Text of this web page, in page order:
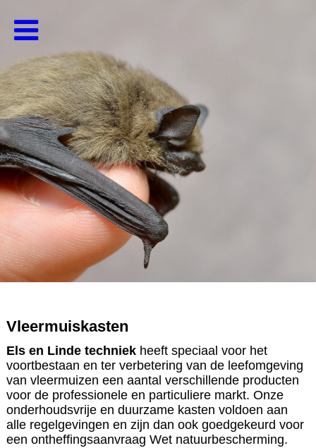
Vleermuiskasten
Els en Linde techniekheeft speciaal voor het
voortbestaan en ter verbetering van de leefomgeving
van vleermuizen een aantal verschillende producten
voor de professionele en particuliere markt. Onze
onderhoudsvrije en duurzame kasten voldoen aan
alle regelgevingen en zijn dan ook goedgekeurd voor
een ontheffingsaanvraag Wet natuurbescherming.